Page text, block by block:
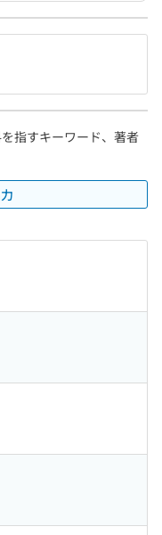
指すキーワード、著者